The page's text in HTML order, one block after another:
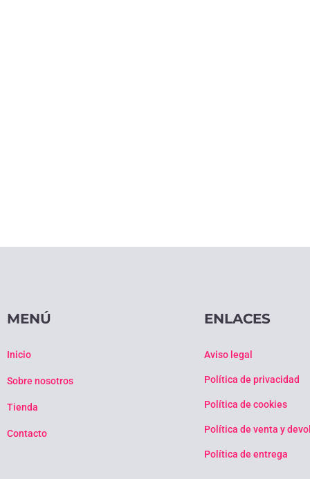
MENÚ
Inicio
Sobre nosotros
Tienda
Contacto
ENLACES
Aviso legal
Política de privacidad
Política de cookies
Política de venta y
Política de entrega